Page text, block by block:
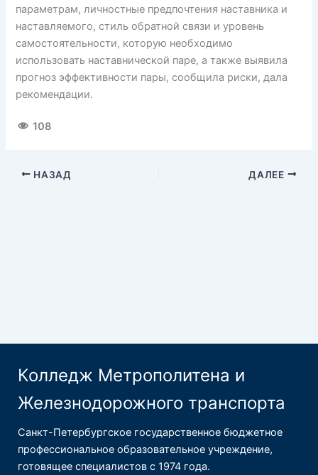
параметрам, личностные предпочтения наставника и
наставляемого, стиль обратной связи и уровень
самостоятельности, которую необходимо
использовать наставнической паре, а также выявила
прогноз эффективности пары, сообщила риски, дала
рекомендации.
108
НАЗАД ДАЛЕЕ
Колледж Метрополитена и
Железнодорожного транспорта
Санкт-Петербургское государственное бюджетное
профессиональное образовательное учреждение,
готовящее специалистов с 1974 года.